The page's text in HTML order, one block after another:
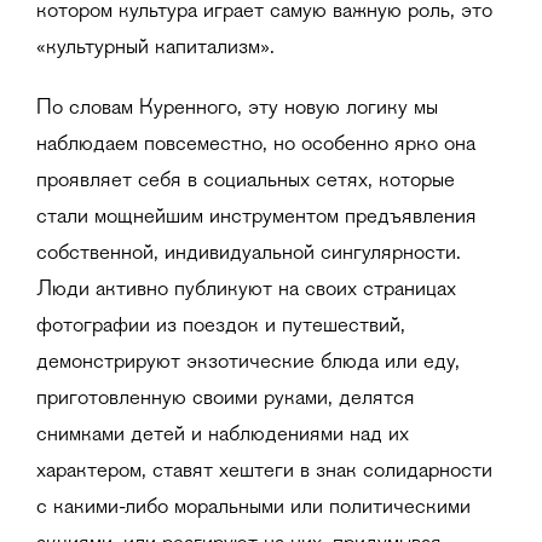
котором культура играет самую важную роль, это
«культурный капитализм».
По словам Куренного, эту новую логику мы
наблюдаем повсеместно, но особенно ярко она
проявляет себя в социальных сетях, которые
стали мощнейшим инструментом предъявления
собственной, индивидуальной сингулярности.
Люди активно публикуют на своих страницах
фотографии из поездок и путешествий,
демонстрируют экзотические блюда или еду,
приготовленную своими руками, делятся
снимками детей и наблюдениями над их
характером, ставят хештеги в знак солидарности
с какими-либо моральными или политическими